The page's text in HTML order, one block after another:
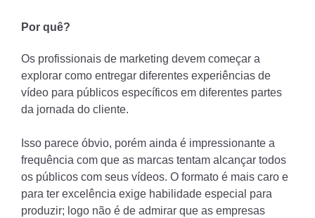
Por quê?
Os profissionais de marketing devem começar a
explorar como entregar diferentes experiências de
vídeo para públicos específicos em diferentes partes
da jornada do cliente.
Isso parece óbvio, porém ainda é impressionante a
frequência com que as marcas tentam alcançar todos
os públicos com seus vídeos. O formato é mais caro e
para ter excelência exige habilidade especial para
produzir; logo não é de admirar que as empresas